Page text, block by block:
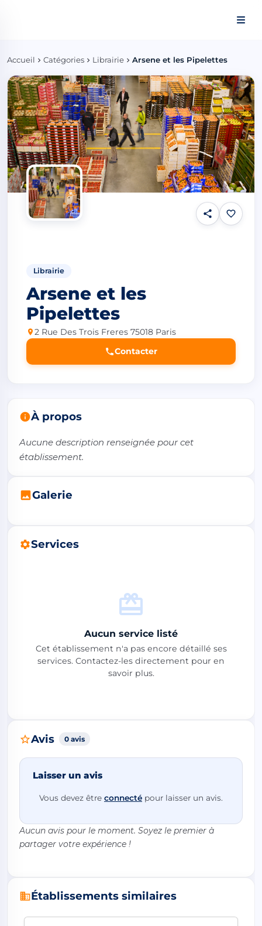
Accueil Catégories Librairie Arsene et les Pipelettes
Librairie
Arsene et les
Pipelettes
2 Rue Des Trois Freres 75018 Paris
Contacter
À propos
Aucune description renseignée pour cet
établissement.
Galerie
Services
Aucun service listé
Cet établissement n'a pas encore détaillé ses
services. Contactez-les directement pour en
savoir plus.
Avis 0 avis
Laisser un avis
Vous devez être connecté pour laisser un avis.
Aucun avis pour le moment. Soyez le premier à
partager votre expérience !
Établissements similaires